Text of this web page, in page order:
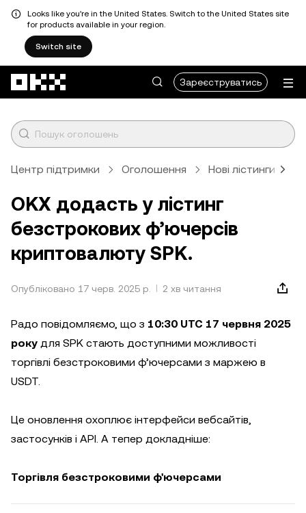
Looks like you're in the United States. Switch to the United States site
for products available in your region.
Switch site
Зареєструватись
Центр підтримки Оголошення Нові лістинги
OKX додасть у лістинг
безстрокових ф’ючерсів
криптовалюту SPK.
Опубліковано 17 черв. 2025 р. 2 хв читання
Радо повідомляємо, що з 10:30 UTC 17 червня 2025
року для SPK стають доступними можливості
торгівлі безстроковими ф’ючерсами з маржею в
USDT.
Це оновлення охоплює інтерфейси вебсайтів,
застосунків і API. А тепер докладніше:
Торгівля безстроковими ф'ючерсами